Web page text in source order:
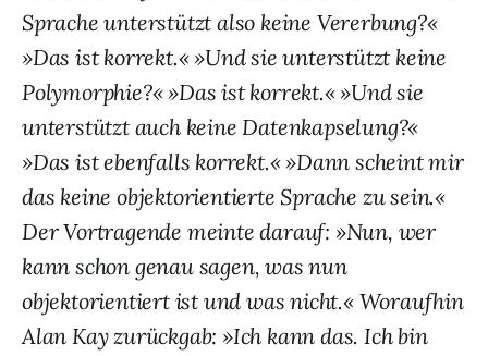
Sprache unterstützt also keine Vererbung?«
»Das ist korrekt.« »Und sie unterstützt keine
Polymorphie?« »Das ist korrekt.« »Und sie
unterstützt auch keine Datenkapselung?«
»Das ist ebenfalls korrekt.« »Dann scheint mir
das keine objektorientierte Sprache zu sein.«
Der Vortragende meinte darauf: »Nun, wer
kann schon genau sagen,was nun
objektorientiert ist und was nicht.« Woraufhin
Alan Kay zurückgab: »Ich kann das. Ich bin